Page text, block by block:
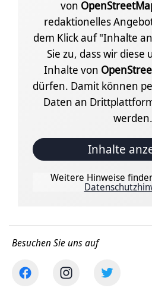
von
redaktionelles
dem Klick auf "Inhalte
Sie zu, dass wir
Inhalte von
dürfen. Damit können
Daten an
werden.
Inhalte
Weitere Hinweise
Besuchen Sie uns auf